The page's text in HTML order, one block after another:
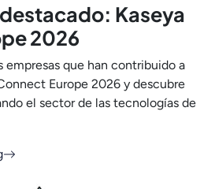
Kaseya
2026
empresas que han contribuido a
Europe 2026 y descubre
el sector de las tecnologías de